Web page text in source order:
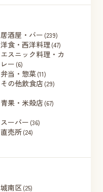
居酒屋・バー (239)
洋食・西洋料理 (47)
エスニック料理・カ
レー (6)
弁当・惣菜(11)
その他飲食店(29)
青果・米殻店(67)
スーパー (36)
直売所(24)
城南区(25)